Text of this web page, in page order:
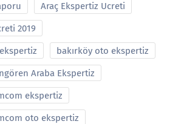
Araç Ekspertiz Ucreti
2019
bakırköy oto ekspertiz
Araba Ekspertiz
ekspertiz
oto ekspertiz